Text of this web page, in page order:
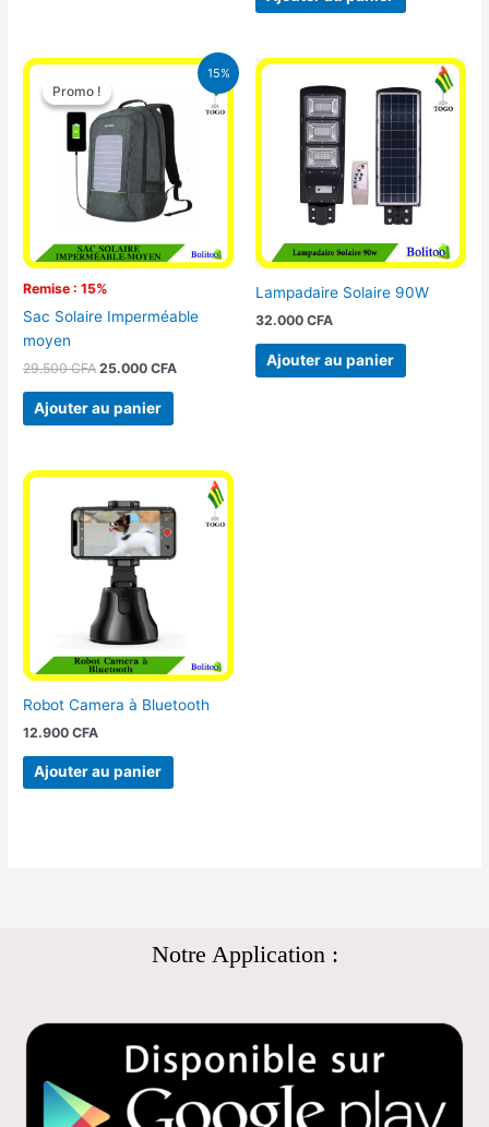
15%
Promo !
Remise : 15%
Promo !
Sac Solaire Imperméable
moyen
29.500CFA
Le
prix
initial
était :
29.500 CFA.
25.000CFA
Le
prix
actuel
Ajouter au panier
Lampadaire Solaire 90W
32.000 CFA
Ajouter au panier
Robot Camera à Bluetooth
12.900CFA
Ajouter au panier
Notre Application :